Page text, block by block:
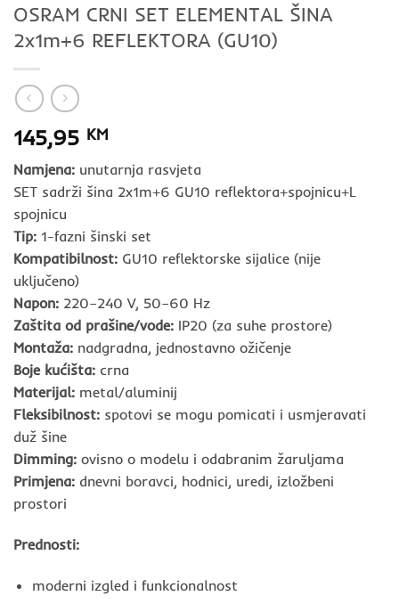
OSRAM CRNI SET ELEMENTAL ŠINA
2x1m+6 REFLEKTORA (GU10)
145,95 KM
Namjena: unutarnja rasvjeta
SET sadrži šina 2x1m+6 GU10 reflektora+spojnicu+L
spojnicu
Tip: 1-fazni šinski set
Kompatibilnost: GU10 reflektorske sijalice (nije
uključeno)
Napon: 220–240 V, 50–60 Hz
Zaštita od prašine/vode: IP20 (za suhe prostore)
Montaža: nadgradna, jednostavno ožičenje
Boje kućišta: crna
Materijal: metal/aluminij
Fleksibilnost: spotovi se mogu pomicati i usmjeravati
duž šine
Dimming: ovisno o modelu i odabranim žaruljama
Primjena: dnevni boravci, hodnici, uredi, izložbeni
prostori
Prednosti:
moderni izgled i funkcionalnost